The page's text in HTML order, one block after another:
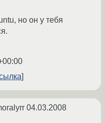
но он у тебя
04.03.2008